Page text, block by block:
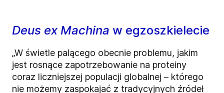
Deus ex Machina w egzoszkielecie
„W świetle palącego obecnie problemu, jakim
jest rosnące zapotrzebowanie na proteiny
coraz liczniejszej populacji globalnej – którego
nie możemy zaspokajać z tradycyjnych źródeł